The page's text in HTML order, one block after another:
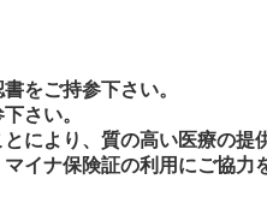
をご持参下さい。
さい。
により、質の高い医療の提
イナ保険証の利用にご協力